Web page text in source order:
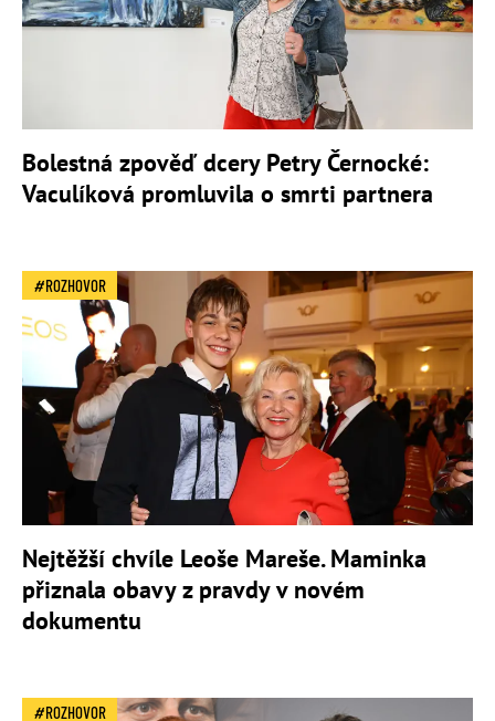
Bolestná zpověď dcery Petry Černocké:
Vaculíková promluvila o smrti partnera
ROZHOVOR
Nejtěžší chvíle Leoše Mareše. Maminka
přiznala obavy z pravdy v novém
dokumentu
ROZHOVOR